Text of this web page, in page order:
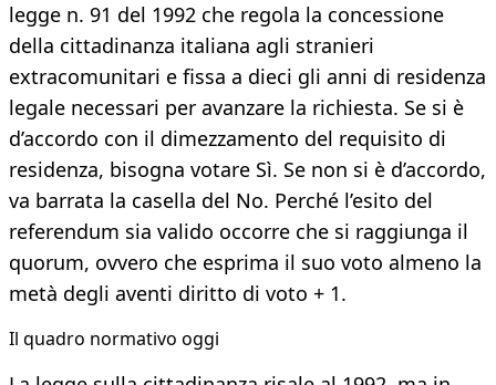
legge n. 91 del 1992 che regola la concessione
della cittadinanza italiana agli stranieri
extracomunitari e fissa a dieci gli anni di residenza
legale necessari per avanzare la richiesta. Se si è
d’accordo con il dimezzamento del requisito di
residenza, bisogna votare Sì. Se non si è d’accordo,
va barrata la casella del No. Perché l’esito del
referendum sia valido occorre che si raggiunga il
quorum, ovvero che esprima il suo voto almeno la
metà degli aventi diritto di voto + 1.
Il quadro normativo oggi